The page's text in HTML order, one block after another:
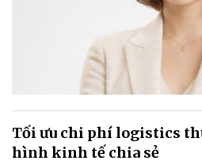
Tối ưu chi phí logistics
hình kinh tế chia sẻ